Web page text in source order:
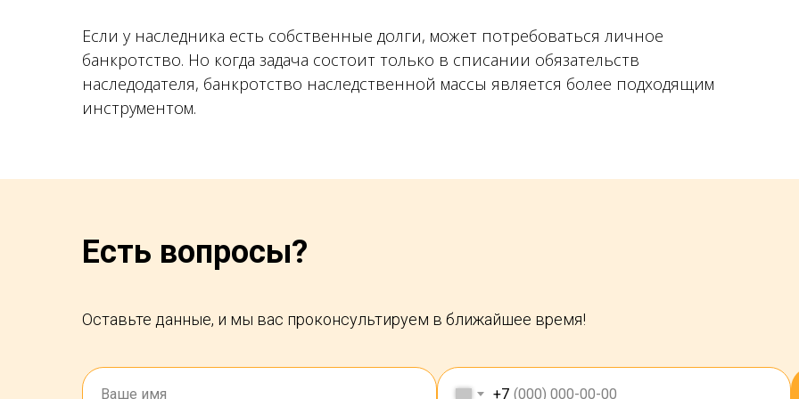
Если у наследника есть собственные долги, может потребоваться личное
банкротство. Но когда задача состоит только в списании обязательств
наследодателя, банкротство наследственной массы является более подходящим
инструментом.
Есть вопросы?
Оставьте данные, и мы вас проконсультируем в ближайшее время!
+7